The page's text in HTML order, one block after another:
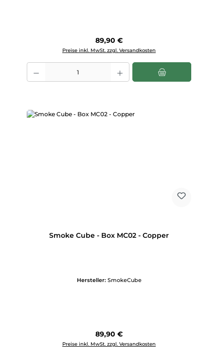
Regulärer Preis:
89,90 €
Preise inkl. MwSt. zzgl. Versandkosten
Produkt Anzahl: Gib den gewünschten Wert ein oder benutze die
Smoke Cube - Box MC02 - Copper
Hersteller: SmokeCube
Regulärer Preis:
89,90 €
Preise inkl. MwSt. zzgl. Versandkosten